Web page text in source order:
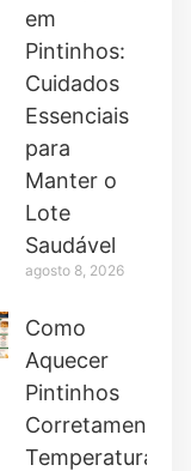
em
Pintinhos:
Cuidados
Essenciais
para
Manter o
Lote
Saudável
agosto 8, 2026
Como
Aquecer
Pintinhos
Corretamente:
Temperatura